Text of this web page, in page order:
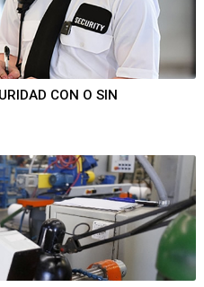
CON O SIN